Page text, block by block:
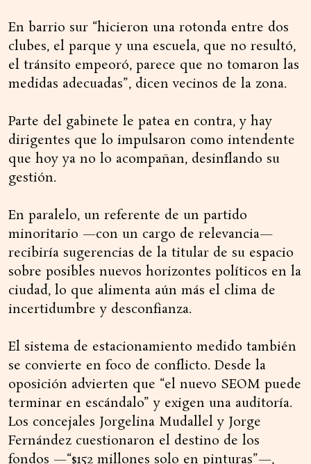
En barrio sur “hicieron una rotonda entre dos
clubes, el parque y una escuela, que no resultó,
el tránsito empeoró, parece que no tomaron las
medidas adecuadas”, dicen vecinos de la zona.
Parte del gabinete le patea en contra, y hay
dirigentes que lo impulsaron como intendente
que hoy ya no lo acompañan, desinflando su
gestión.
En paralelo, un referente de un partido
minoritario —con un cargo de relevancia—
recibiría sugerencias de la titular de su espacio
sobre posibles nuevos horizontes políticos en la
ciudad, lo que alimenta aún más el clima de
incertidumbre y desconfianza.
El sistema de estacionamiento medido también
se convierte en foco de conflicto. Desde la
oposición advierten que “el nuevo SEOM puede
terminar en escándalo” y exigen una auditoría.
Los concejales Jorgelina Mudallel y Jorge
Fernández cuestionaron el destino de los
fondos —“$152 millones solo en pinturas”—,